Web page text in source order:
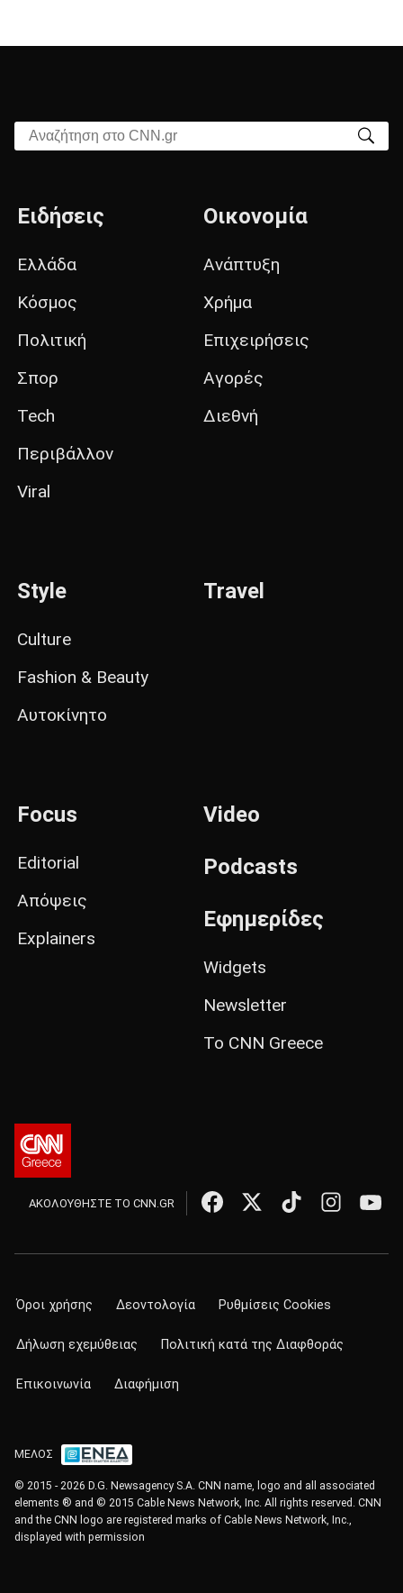
Αναζήτηση στο CNN.gr
Ειδήσεις
Ελλάδα
Κόσμος
Πολιτική
Σπορ
Tech
Περιβάλλον
Viral
Οικονομία
Ανάπτυξη
Χρήμα
Επιχειρήσεις
Αγορές
Διεθνή
Style
Culture
Fashion & Beauty
Αυτοκίνητο
Travel
Focus
Editorial
Απόψεις
Explainers
Video
Podcasts
Εφημερίδες
Widgets
Newsletter
Το CNN Greece
ΑΚΟΛΟΥΘΗΣΤΕ ΤΟ CNN.GR
Όροι χρήσης Δεοντολογία Ρυθμίσεις Cookies
Δήλωση εχεμύθειας Πολιτική κατά της Διαφθοράς
Επικοινωνία Διαφήμιση
ΜΕΛΟΣ
© 2015 - 2026 D.G. Newsagency S.A. CNN name, logo and all associated
elements ® and © 2015 Cable News Network, Inc. All rights reserved. CNN
and the CNN logo are registered marks of Cable News Network, Inc.,
displayed with permission